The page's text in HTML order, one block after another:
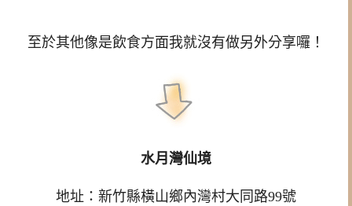
至於其他像是飲食方面我就沒有做另外分享囉！
水月灣仙境
地址：新竹縣橫山鄉內灣村大同路99號